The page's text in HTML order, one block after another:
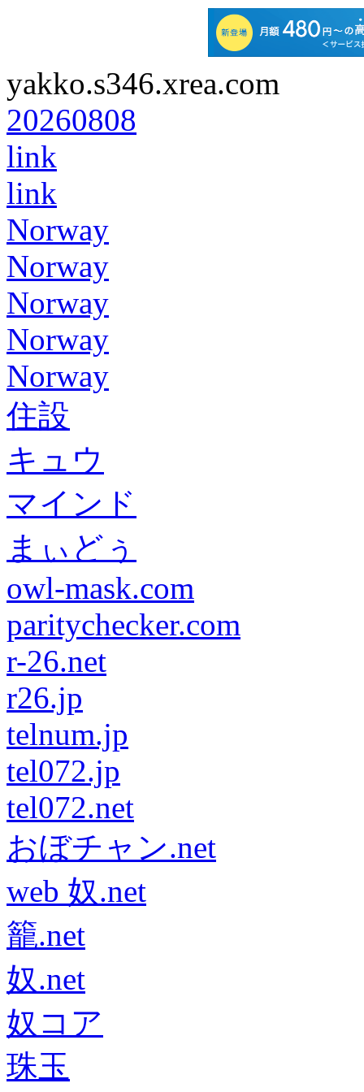
yakko.s346.xrea.com
20260808
link
link
Norway
Norway
Norway
Norway
Norway
住設
キュウ
マインド
まぃどぅ
owl-mask.com
paritychecker.com
r-26.net
r26.jp
telnum.jp
tel072.jp
tel072.net
おぼチャン.net
web 奴.net
籠.net
奴.net
奴コア
珠玉